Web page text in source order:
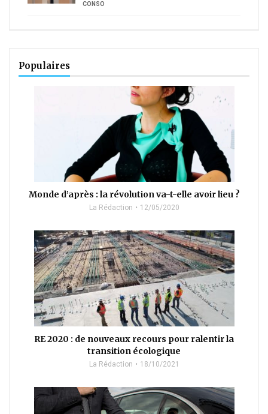
CONSO
Populaires
Monde d’après : la révolution va-t-elle avoir lieu ?
La Rédaction 12/05/2020
RE 2020 : de nouveaux recours pour ralentir la
transition écologique
La Rédaction 18/10/2021